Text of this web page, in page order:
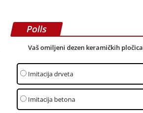
Polls
Vaš omiljeni dezen keramičkih
Imitacija drveta
Imitacija betona